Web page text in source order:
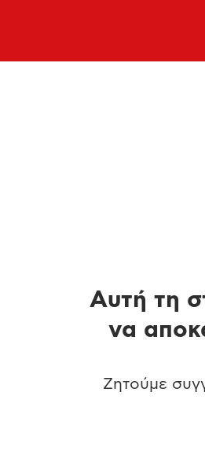
Αυτή τη
να
Ζητούμε